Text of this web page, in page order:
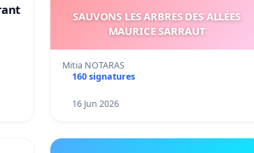
SAUVONS LES ARBRES DES ALLÉES
MAURICE SARRAUT
Mitia NOTARAS
160 signatures
16 Jun 2026